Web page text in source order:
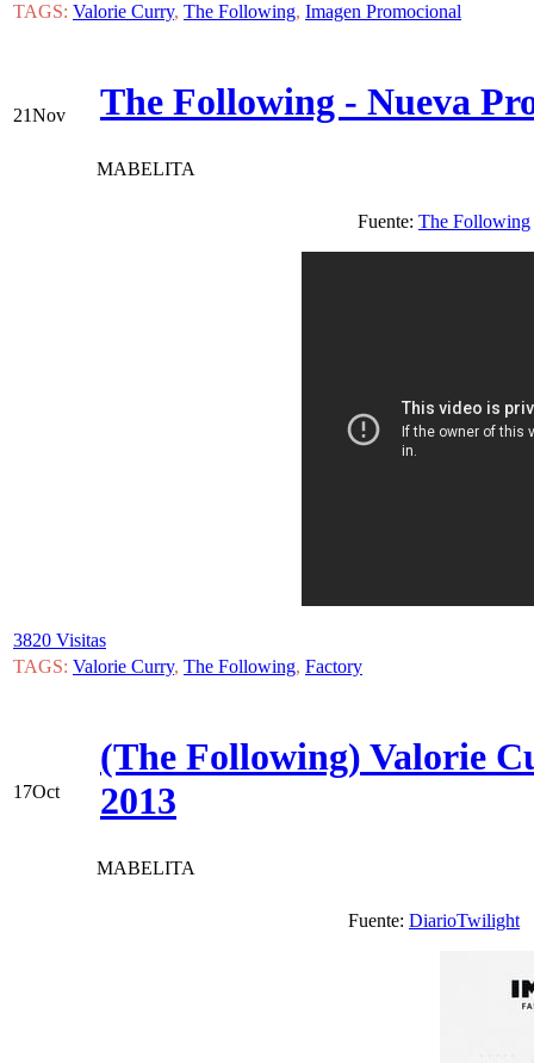
TAGS: Valorie Curry, The Following, Imagen Promocional
21Nov The Following - Nueva
MABELITA
Fuente: The Following
3820 Visitas
TAGS: Valorie Curry, The Following, Factory
17Oct
(The Following) Valorie
2013
MABELITA
Fuente: DiarioTwilight